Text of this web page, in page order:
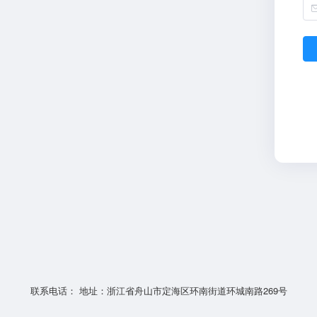
联系电话： 地址：浙江省舟山市定海区环南街道环城南路269号